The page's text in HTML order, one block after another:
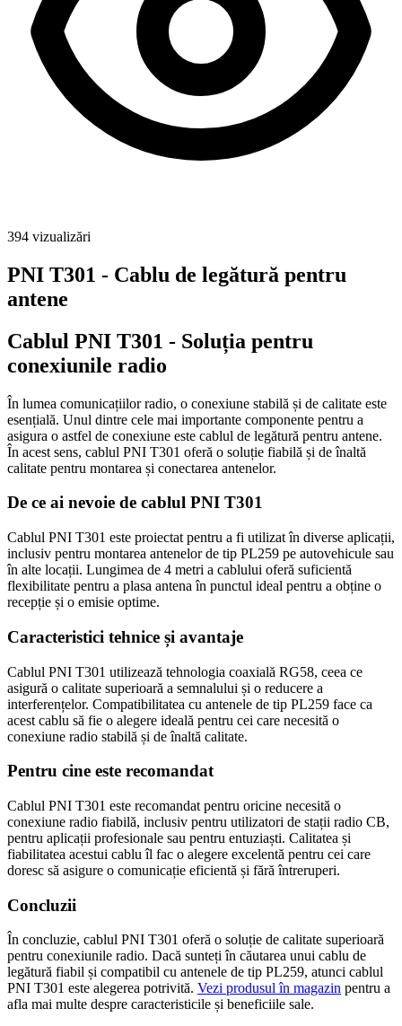
394 vizualizări
PNI T301 - Cablu de legătură pentru
antene
Cablul PNI T301 - Soluția pentru
conexiunile radio
În lumea comunicațiilor radio, o conexiune stabilă și de calitate este
esențială. Unul dintre cele mai importante componente pentru a
asigura o astfel de conexiune este cablul de legătură pentru antene.
În acest sens, cablul PNI T301 oferă o soluție fiabilă și de înaltă
calitate pentru montarea și conectarea antenelor.
De ce ai nevoie de cablul PNI T301
Cablul PNI T301 este proiectat pentru a fi utilizat în diverse aplicații,
inclusiv pentru montarea antenelor de tip PL259 pe autovehicule sau
în alte locații. Lungimea de 4 metri a cablului oferă suficientă
flexibilitate pentru a plasa antena în punctul ideal pentru a obține o
recepție și o emisie optime.
Caracteristici tehnice și avantaje
Cablul PNI T301 utilizează tehnologia coaxială RG58, ceea ce
asigură o calitate superioară a semnalului și o reducere a
interferențelor. Compatibilitatea cu antenele de tip PL259 face ca
acest cablu să fie o alegere ideală pentru cei care necesită o
conexiune radio stabilă și de înaltă calitate.
Pentru cine este recomandat
Cablul PNI T301 este recomandat pentru oricine necesită o
conexiune radio fiabilă, inclusiv pentru utilizatori de stații radio CB,
pentru aplicații profesionale sau pentru entuziaști. Calitatea și
fiabilitatea acestui cablu îl fac o alegere excelentă pentru cei care
doresc să asigure o comunicație eficientă și fără întreruperi.
Concluzii
În concluzie, cablul PNI T301 oferă o soluție de calitate superioară
pentru conexiunile radio. Dacă sunteți în căutarea unui cablu de
legătură fiabil și compatibil cu antenele de tip PL259, atunci cablul
PNI T301 este alegerea potrivită. Vezi produsul în magazin pentru a
afla mai multe despre caracteristicile și beneficiile sale.